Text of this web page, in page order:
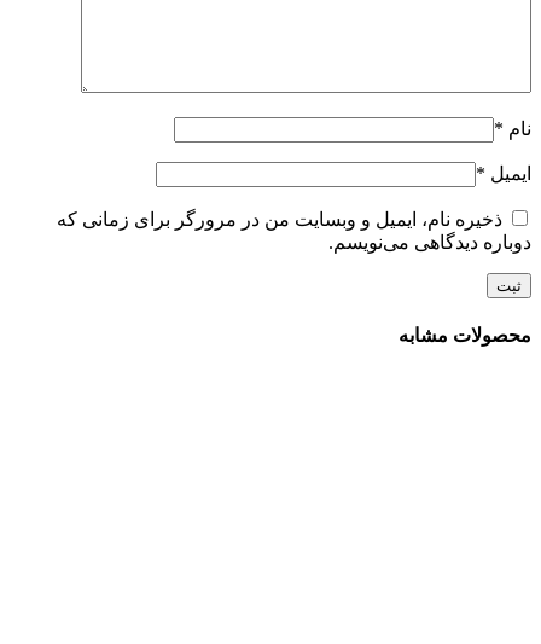
نام *
ایمیل *
ذخیره نام، ایمیل و وبسایت من در مرورگر برای زمانی که
دوباره دیدگاهی می‌نویسم.
محصولات مشابه